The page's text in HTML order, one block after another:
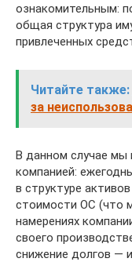
ознакомительным:
общая структура
привлеченных
Читайте также:
за
В данном случае
компанией:
в структуре
стоимости ОС (что
намерениях
своего
снижение долгов —